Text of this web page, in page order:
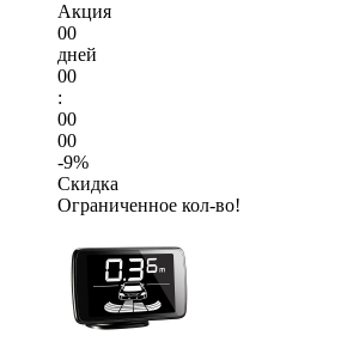
Акция
00
дней
00
:
00
00
-9%
Скидка
Ограниченное кол-во!